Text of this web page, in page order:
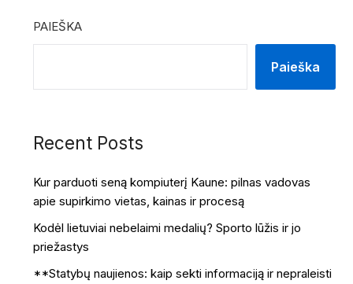
PAIEŠKA
Paieška
Recent Posts
Kur parduoti seną kompiuterį Kaune: pilnas vadovas
apie supirkimo vietas, kainas ir procesą
Kodėl lietuviai nebelaimi medalių? Sporto lūžis ir jo
priežastys
**Statybų naujienos: kaip sekti informaciją ir nepraleisti